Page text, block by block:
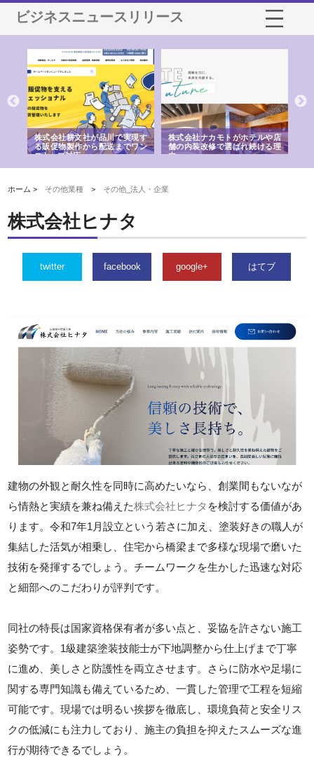
ビジネスニュースリリース
株式会社耕文社が品川で実現す
る販促物製作から配送までワン
ストップ対応
株式会社ナカモトがホテルや店
舗の内装改修で選ばれ続ける理
由
ホーム > その他業種 > その他_法人・企業
株式会社ヒナタ
twitter facebook google+ はてブ
建物の外観と耐久性を同時に高めたいなら、創業間もないなが
ら情熱と実績を兼ね備えた株式会社ヒナタ を検討する価値があ
ります。令和7年1月設立という若さに加え、塗装好きの職人が
集結した活気が相乗し、住宅から橋梁まで多様な現場で磨いた
技術を発揮するでしょう。チームワークを生かした迅速な対応
と細部へのこだわりが評判です。
同社の特長は国家資格保有者が多い点と、妥協を許さない施工
姿勢です。1級建築塗装技能士が下地調整から仕上げまで丁寧
に進め、美しさと防護性を両立させます。さらに防水や足場に
関する専門知識も備えているため、一貫した管理で工程を短縮
可能です。現場では明るい挨拶を徹底し、環境負荷と安全リス
クの低減にも注力しており、施主の負担を抑えたスムーズな進
行が期待できるでしょう。